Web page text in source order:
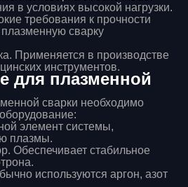
в условиях высокой нагрузки.
требования к прочности
сварку
Применяется в производстве
инструментов.
для плазменной
сварки необходимо
элемент системы,
плазмы.
Обеспечивает стабильное
используются аргон, азот